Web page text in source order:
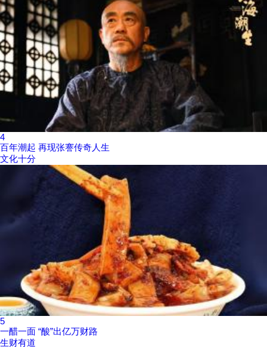
4
百年潮起 再现张謇传奇人生
文化十分
5
一醋一面 “酸”出亿万财路
生财有道